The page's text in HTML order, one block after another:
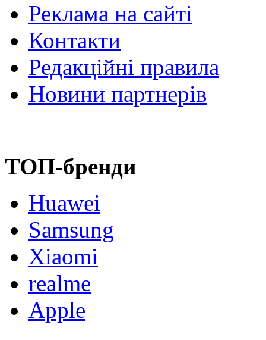
Реклама на сайті
Контакти
Редакційні правила
Новини партнерів
ТОП-бренди
Huawei
Samsung
Xiaomi
realme
Apple